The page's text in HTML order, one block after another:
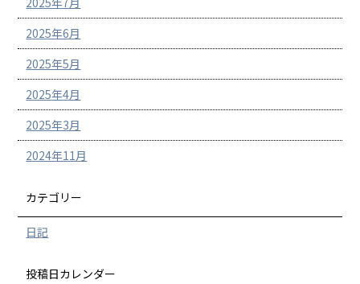
2025年6月
2025年5月
2025年4月
2025年3月
2024年11月
カテゴリー
日記
投稿日カレンダー